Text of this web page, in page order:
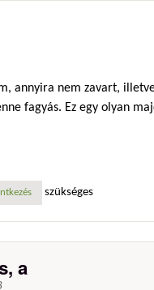
annyira nem zavart,
fagyás. Ez egy olyan
szükséges
a